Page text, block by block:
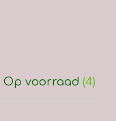
Op voorraad (4)